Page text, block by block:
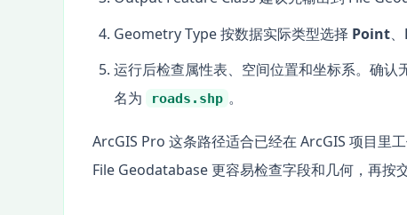
Geometry Type 按数据实际类型选择 Point、
运行后检查属性表、空间位置和坐标系。确
名为
roads.shp 。
ArcGIS Pro 这条路径适合已经在 ArcGIS 项目里
File Geodatabase 更容易检查字段和几何，再按